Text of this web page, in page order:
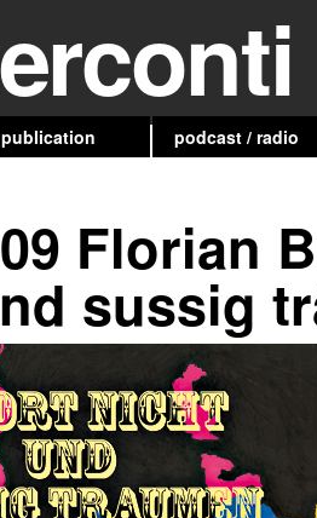
publication podcast / radio
Florian
sussig